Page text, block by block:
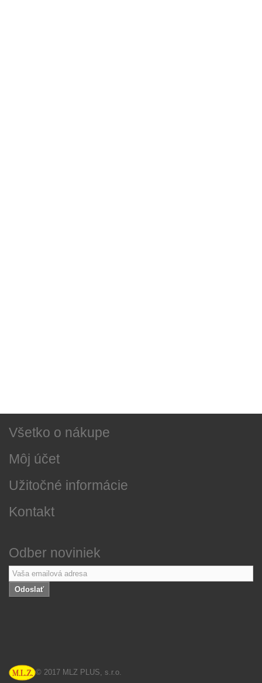
Všetko o nákupe
Môj účet
Užitočné informácie
Kontakt
Odber noviniek
Odoslať
© 2017 MLZ PLUS, s.r.o.